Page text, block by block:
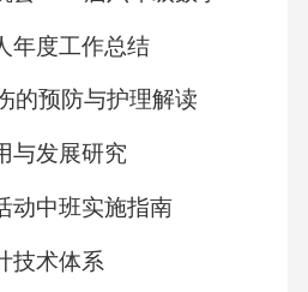
加3-5人的支持小组活
阶目标。采用任务分解
作拆解为单步骤指令，
辅助完成，防止基本生活
度社交接触频率，避免
期暂时减少外界接触。
年度工作总结
的预防与护理解读
与发展研究
动中班实施指南
技术体系